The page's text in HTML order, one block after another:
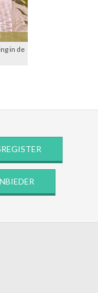
in de